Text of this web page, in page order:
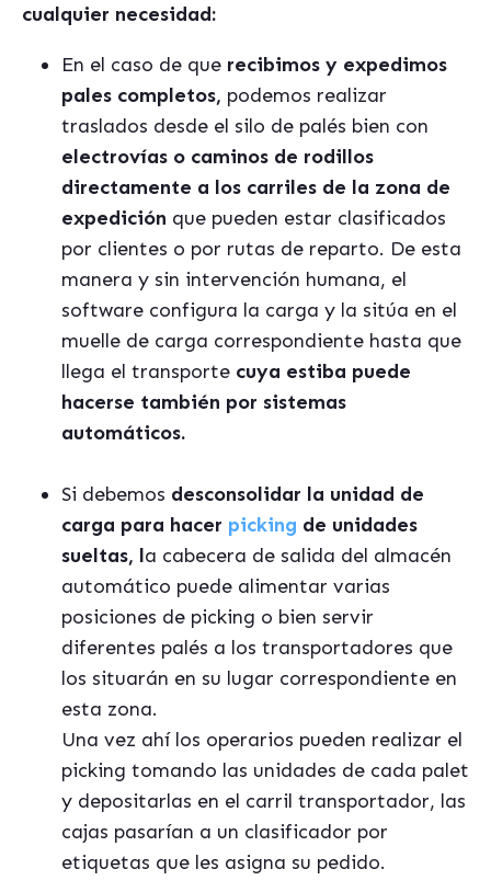
cualquier necesidad:
En el caso de que recibimos y expedimos
pales completos, podemos realizar
traslados desde el silo de palés bien con
electrovías o caminos de rodillos
directamente a los carriles de la zona de
expedición que pueden estar clasificados
por clientes o por rutas de reparto. De esta
manera y sin intervención humana, el
software configura la carga y la sitúa en el
muelle de carga correspondiente hasta que
llega el transporte cuya estiba puede
hacerse también por sistemas
automáticos.
Si debemos desconsolidar la unidad de
carga para hacer picking de unidades
sueltas, la cabecera de salida del almacén
automático puede alimentar varias
posiciones de picking o bien servir
diferentes palés a los transportadores que
los situarán en su lugar correspondiente en
esta zona.
Una vez ahí los operarios pueden realizar el
picking tomando las unidades de cada palet
y depositarlas en el carril transportador, las
cajas pasarían a un clasificador por
etiquetas que les asigna su pedido.